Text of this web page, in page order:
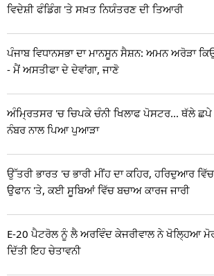
ਵਿਦੇਸ਼ੀ ਫੰਡਿੰਗ 'ਤੇ ਸਖ਼ਤ ਨਿਯੰਤਰਣ ਦੀ ਤਿਆਰੀ
ਪੰਜਾਬ ਵਿਧਾਨਸਭਾ ਦਾ ਮਾਨਸੂਨ ਸੈਸ਼ਨ: ਅਮਨ ਅਰੋੜਾ
- ਮੈਂ ਅਸਤੀਫਾ ਦੇ ਦੇਵਾਂਗਾ, ਜਾਣੋ
ਅੰਮ੍ਰਿਤਸਰ 'ਚ ਚਿਪਕੇ ਚੰਨੀ ਖਿਲਾਫ ਪੋਸਟਰ... ਥੱਲੇ
ਨੰਬਰ ਨਾਲ ਪਿਆ ਪੁਆੜਾ
ਉੱਤਰੀ ਭਾਰਤ 'ਚ ਭਾਰੀ ਮੀਂਹ ਦਾ ਕਹਿਰ, ਹਰਿਦੁਆਰ
ਉਫਾਨ 'ਤੇ, ਕਈ ਸੂਬਿਆਂ ਵਿੱਚ ਬਚਾਅ ਕਾਰਜ ਜਾਰੀ
E-20 ਪੈਟਰੋਲ ਨੂੰ ਲੈ ਅਰਵਿੰਦ ਕੇਜਰੀਵਾਲ ਨੇ ਖੋਲ੍ਹਿਆ
ਦਿੱਤੀ ਇਹ ਚੇਤਾਵਨੀ